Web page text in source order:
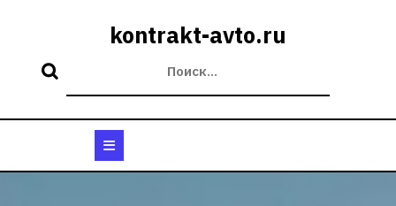
kontrakt-avto.ru